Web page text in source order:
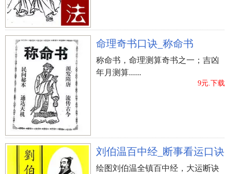
命理奇书口诀_称命书
称命书，命理测算奇书之一；吉凶
年月测算......
9元.下载
刘伯温百中经_断事看运口诀
绘图刘伯温全镇百中经，大运断诀